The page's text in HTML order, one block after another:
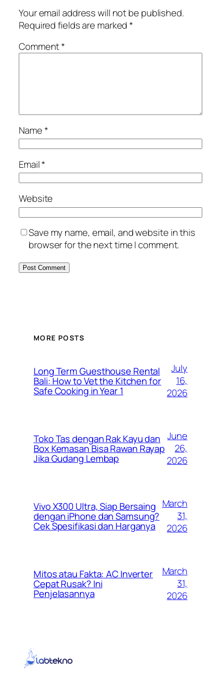
Your email address will not be published.
Required fields are marked*
Comment*
Name*
Email*
Website
Save my name, email, and website in this
browser for the next time I comment.
MORE POSTS
Long Term Guesthouse Rental
Bali: How to Vet the Kitchen for
Safe Cooking in Year 1
July
16,
2026
Toko Tas dengan Rak Kayu dan
Box Kemasan Bisa Rawan Rayap
Jika Gudang Lembap
June
26,
2026
Vivo X300 Ultra, Siap Bersaing
dengan iPhone dan Samsung?
Cek Spesifikasi dan Harganya
March
31,
2026
Mitos atau Fakta: AC Inverter
Cepat Rusak? Ini
Penjelasannya
March
31,
2026